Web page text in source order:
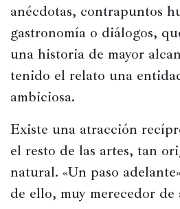
anécdotas, contrapuntos
gastronomía o diálogos,
una historia de mayor
tenido el relato una
ambiciosa.
Existe una atracción
el resto de las artes, tan
natural. «Un paso
de ello, muy merecedor de